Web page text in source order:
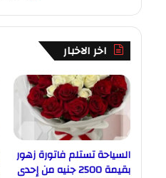
اخر الاخبار
السياحة تستلم فاتورة زهور
بقيمة 2500 جنيه من إحدى